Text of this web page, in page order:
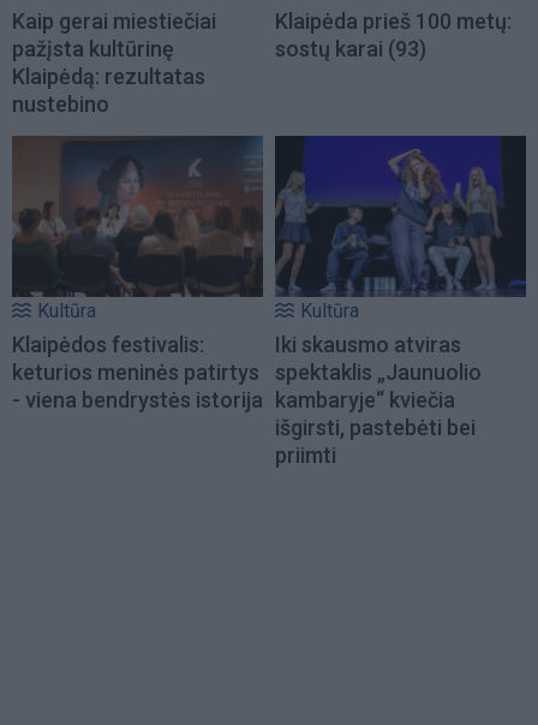
Kaip gerai miestiečiai
pažįsta kultūrinę
Klaipėdą: rezultatas
nustebino
Klaipėda prieš 100 metų:
sostų karai (93)
Kultūra
Klaipėdos festivalis:
keturios meninės patirtys
- viena bendrystės istorija
Kultūra
Iki skausmo atviras
spektaklis „Jaunuolio
kambaryje“ kviečia
išgirsti, pastebėti bei
priimti